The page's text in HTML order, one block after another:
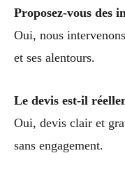
Proposez-vous des
Oui, nous
et ses alentours.
Le devis est-il
Oui, devis clair et
sans engagement.